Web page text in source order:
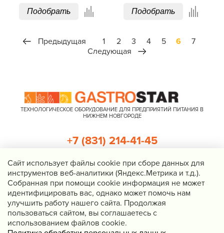
Подобрать Подобрать
Предыдущая 1 2 3 4 5 6
7
Следующая
ТЕХНОЛОГИЧЕСКОЕ ОБОРУДОВАНИЕ ДЛЯ ПРЕДПРИЯТИЙ ПИТАНИЯ В
НИЖНЕМ НОВГОРОДЕ
Нижний Новгород, Казанское шоссе, д. 4, корп. 3, пом. 1
info@gastrostar.ru
Политика конфиденциальности
+7 (831) 214-41-45
Перезвоните мне
Cайт использует файлы cookie при сборе данных для
инструментов веб-аналитики (Яндекс.Метрика и т.д.).
Собранная при помощи cookie информация не может
идентифицировать вас, однако может помочь нам
улучшить работу нашего сайта. Продолжая
пользоваться сайтом, вы соглашаетесь с
использованием файлов cookie.